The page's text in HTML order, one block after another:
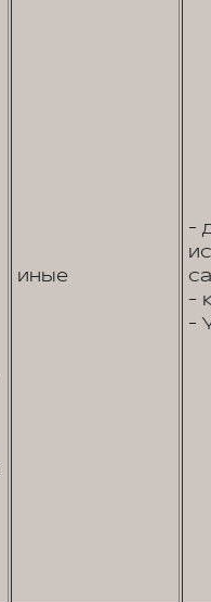
иные
-
-
-